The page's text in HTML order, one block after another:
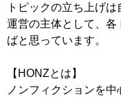
トピックの立ち上げ
運営の主体として、
ばと思っています。
【HONZとは】
ノンフィクションを